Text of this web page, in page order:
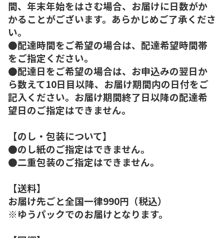
間、年末年始をはさむ場合、お届けに日数がか
かることがございます。あらかじめご了承くださ
い。
●配達時間をご希望の場合は、配達希望時間帯
をご指定ください。
●配達日をご希望の場合は、お申込みの翌日か
ら数えて10日目以降、お届け期間内の日付をご
記入ください。お届け期間終了日以降の配達希
望日のご指定はできません。
【のし・包装について】
●のし紙のご指定はできません。
●二重包装のご指定はできません。
【送料】
お届け先ごと全国一律990円（税込）
※ゆうパックでのお届けとなります。